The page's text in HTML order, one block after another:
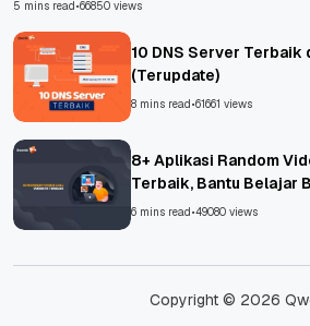
5 mins read•66850 views
10 DNS Server Terbaik
(Terupdate)
8 mins read•61661 views
8+ Aplikasi Random
Terbaik, Bantu Belajar
Asing!
6 mins read•49080 views
Copyright © 2026